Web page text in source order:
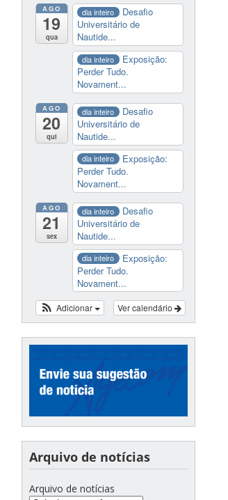
AGO
19
qua
dia inteiro
Desafio
Universitário de
Nautide...
dia inteiro
Exposição:
Perder Tudo.
Novament...
AGO
20
qui
dia inteiro
Desafio
Universitário de
Nautide...
dia inteiro
Exposição:
Perder Tudo.
Novament...
AGO
21
sex
dia inteiro
Desafio
Universitário de
Nautide...
dia inteiro
Exposição:
Perder Tudo.
Novament...
Ver calendário
Adicionar
Arquivo de notícias
Arquivo de notícias